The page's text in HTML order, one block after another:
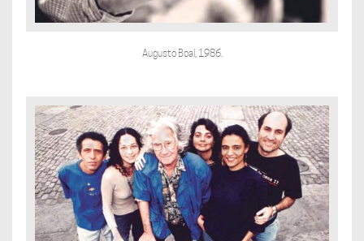
Augusto Boal, 1986.